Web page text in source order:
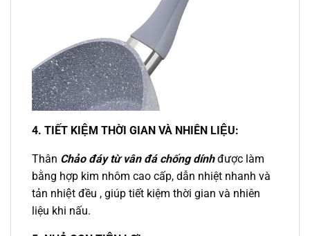
4. TIẾT KIỆM THỜI GIAN VÀ NHIÊN LIỆU:
Thân Chảo đáy từ vân đá chống dínhđược làm
bằng hợp kim nhôm cao cấp, dẫn nhiệt nhanh và
tản nhiệt đều , giúp tiết kiệm thời gian và nhiên
liệu khi nấu.